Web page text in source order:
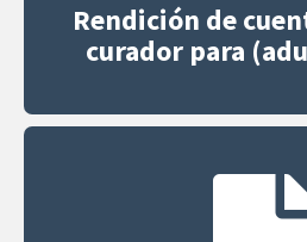
Rendición de
curador para